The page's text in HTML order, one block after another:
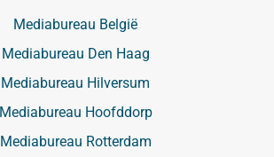
Mediabureau België
Mediabureau Den Haag
Mediabureau Hilversum
Mediabureau Hoofddorp
Mediabureau Rotterdam